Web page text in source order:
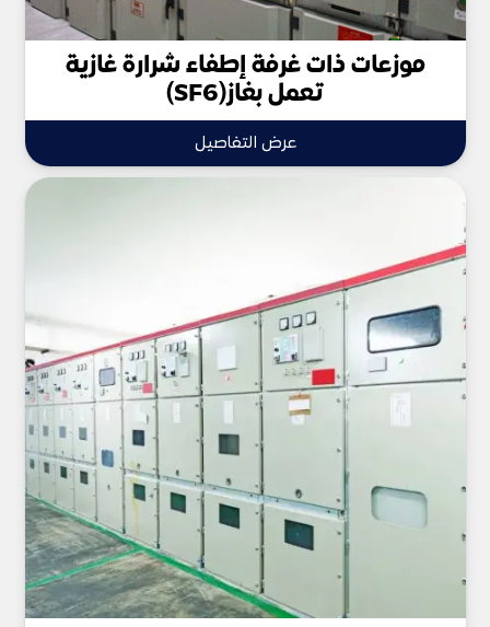
موزعات ذات غرفة إطفاء شرارة غازية
تعمل بغاز(SF6)
عرض التفاصيل